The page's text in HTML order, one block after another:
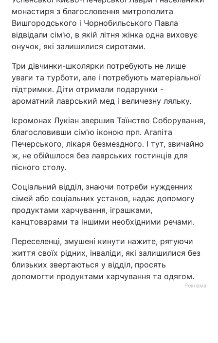
монастиря з благословення митрополита
Вишгородського і Чорнобильського Павла
відвідали сім'ю, в якій літня жінка одна виховує
онучок, які залишилися сиротами.
Три дівчинки-школярки потребують не лише
уваги та турботи, але і потребують матеріальної
підтримки. Діти отримали подарунки -
ароматний лаврський мед і величезну ляльку.
Ієромонах Лукіан звершив Таїнство Соборування,
благословивши сім'ю іконою прп. Агапіта
Печерського, лікаря безмездного. І тут, звичайно
ж, не обійшлося без лаврських гостинців для
пісного столу.
Соціальний відділ, знаючи потреби нужденних
сімей або соціальних установ, надає допомогу
продуктами харчування, іграшками,
канцтоварами та іншими необхідними речами.
Переселенці, змушені кинути нажите, рятуючи
життя своїх рідних, інваліди, які залишилися без
близьких звертаються у відділ, просять
допомогти продуктами харчування та одягом.
Реклама